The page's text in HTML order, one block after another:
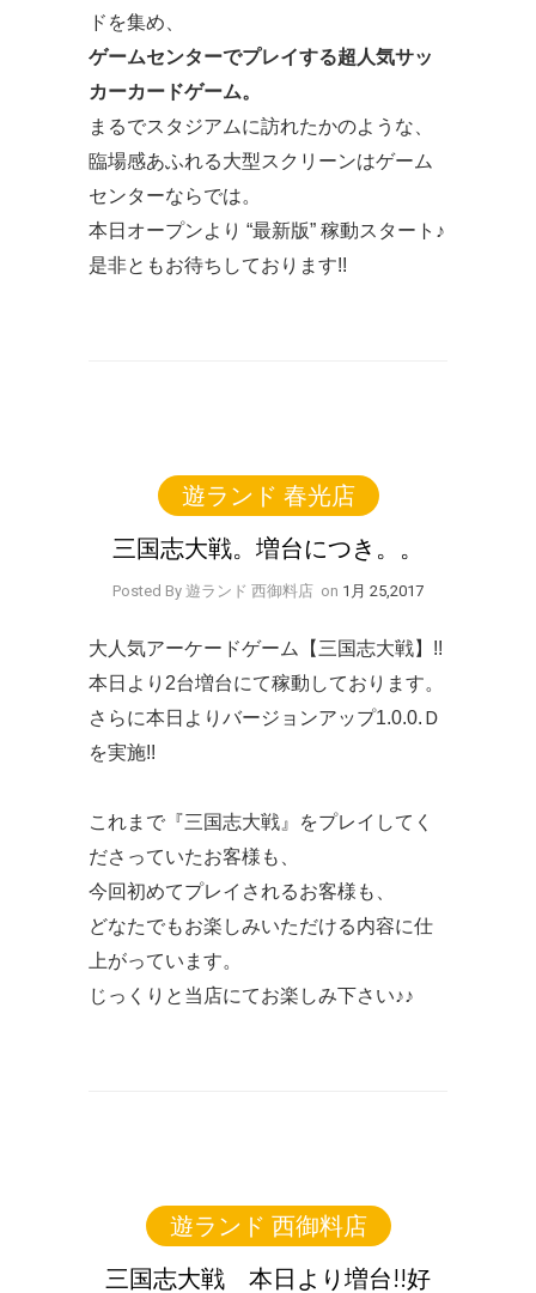
ドを集め、
ゲームセンターでプレイする超人気サッ
カーカードゲーム。
まるでスタジアムに訪れたかのような、
臨場感あふれる大型スクリーンはゲーム
センターならでは。
本日オープンより “最新版” 稼動スタート♪
是非ともお待ちしております!!
遊ランド 春光店
三国志大戦。増台につき。。
Posted By 遊ランド 西御料店 on 1月 25,2017
大人気アーケードゲーム【三国志大戦】!!
本日より2台増台にて稼動しております。
さらに本日よりバージョンアップ1.0.0.Ｄ
を実施!!
これまで『三国志大戦』をプレイしてく
ださっていたお客様も、
今回初めてプレイされるお客様も、
どなたでもお楽しみいただける内容に仕
上がっています。
じっくりと当店にてお楽しみ下さい♪♪
遊ランド 西御料店
三国志大戦 本日より増台!!好